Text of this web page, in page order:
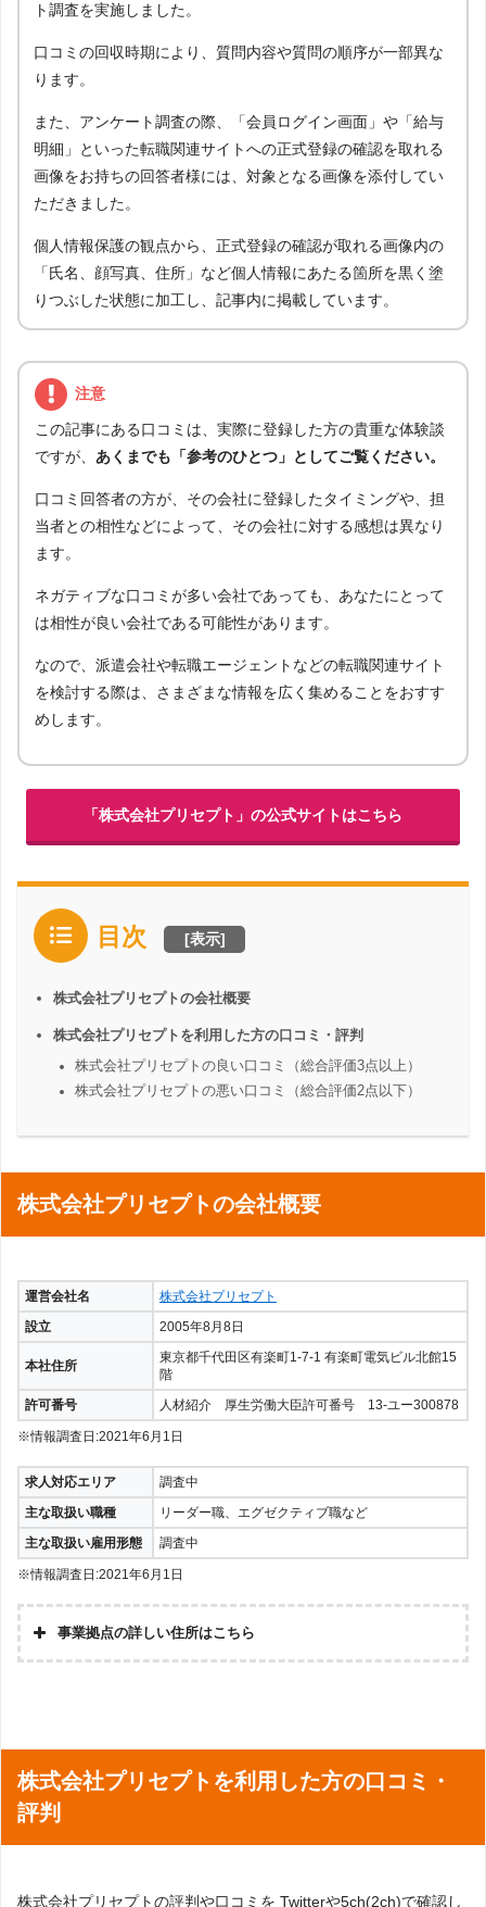
ト調査を実施しました。
口コミの回収時期により、質問内容や質問の順序が一部異な
ります。
また、アンケート調査の際、「会員ログイン画面」や「給与
明細」といった転職関連サイトへの正式登録の確認を取れる
画像をお持ちの回答者様には、対象となる画像を添付してい
ただきました。
個人情報保護の観点から、正式登録の確認が取れる画像内の
「氏名、顔写真、住所」など個人情報にあたる箇所を黒く塗
りつぶした状態に加工し、記事内に掲載しています。
注意
この記事にある口コミは、実際に登録した方の貴重な体験談
ですが、 あくまでも「参考のひとつ」としてご覧ください。
口コミ回答者の方が、その会社に登録したタイミングや、担
当者との相性などによって、その会社に対する感想は異なり
ます。
ネガティブな口コミが多い会社であっても、あなたにとって
は相性が良い会社である可能性があります。
なので、派遣会社や転職エージェントなどの転職関連サイト
を検討する際は、さまざまな情報を広く集めることをおすす
めします。
「株式会社プリセプト」の公式サイトはこちら
目次 [表示]
株式会社プリセプトの会社概要
株式会社プリセプトを利用した方の口コミ・評判
株式会社プリセプトの良い口コミ（総合評価3点以上）
株式会社プリセプトの悪い口コミ（総合評価2点以下）
株式会社プリセプトの会社概要
運営会社名
株式会社プリセプト
設立
2005年8月8日
本社住所
東京都千代田区有楽町1-7-1 有楽町電気ビル北館15
階
許可番号
人材紹介 厚生労働大臣許可番号 13-ユー300878
※情報調査日:2021年6月1日
求人対応エリア
調査中
主な取扱い職種
リーダー職、エグゼクティブ職など
主な取扱い雇用形態
調査中
※情報調査日:2021年6月1日
事業拠点の詳しい住所はこちら
株式会社プリセプトを利用した方の口コミ・
評判
株式会社プリセプトの評判や口コミを Twitterや5ch(2ch)で確認し